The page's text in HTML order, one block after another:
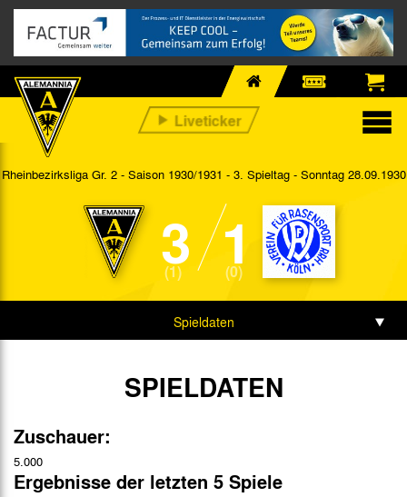
Rheinbezirksliga Gr. 2 - Saison 1930/1931 - 3. Spieltag - Sonntag 28.09.1930
3
(1) 1
(0)
Spieldaten
SPIELDATEN
Zuschauer:
5.000
Ergebnisse der letzten 5 Spiele